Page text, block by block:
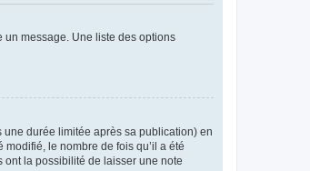
un message. Une liste des options
durée limitée après sa publication) en
le nombre de fois qu’il a été
ont la possibilité de laisser une note